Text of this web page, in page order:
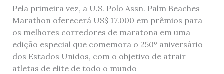
Pela primeira vez, a U.S. Polo Assn. Palm Beaches
Marathon oferecerá US$ 17.000 em prêmios para
os melhores corredores de maratona em uma
edição especial que comemora o 250º aniversário
dos Estados Unidos, com o objetivo de atrair
atletas de elite de todo o mundo